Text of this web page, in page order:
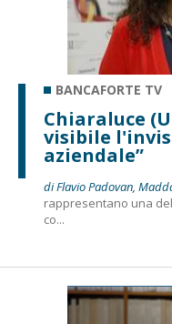
BANCAFORTE TV
Chiaraluce
visibile
aziendale”
di Flavio Padovan,
rappresentano una
co...